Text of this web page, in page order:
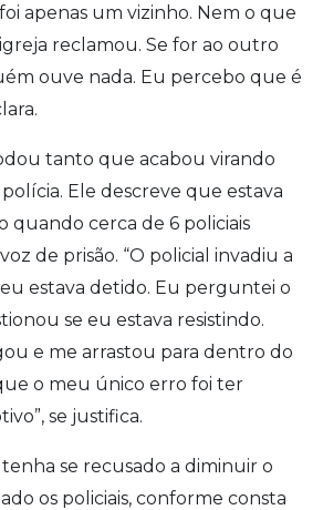
apenas um vizinho. Nem o que
reclamou. Se for ao outro
ouve nada. Eu percebo que é
tanto que acabou virando
Ele descreve que estava
quando cerca de 6 policiais
de prisão. “O policial invadiu a
estava detido. Eu perguntei o
se eu estava resistindo.
e me arrastou para dentro do
o meu único erro foi ter
se justifica.
se recusado a diminuir o
os policiais, conforme consta